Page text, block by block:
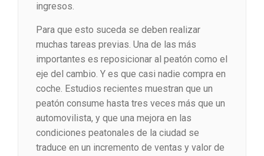
ingresos.
Para que esto suceda se deben realizar
muchas tareas previas. Una de las más
importantes es reposicionar al peatón como el
eje del cambio. Y es que casi nadie compra en
coche. Estudios recientes muestran que un
peatón consume hasta tres veces más que un
automovilista, y que una mejora en las
condiciones peatonales de la ciudad se
traduce en un incremento de ventas y valor de